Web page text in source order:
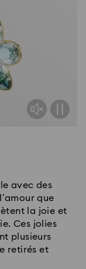
avec des
que
la joie et
Ces jolies
plusieurs
retirés et